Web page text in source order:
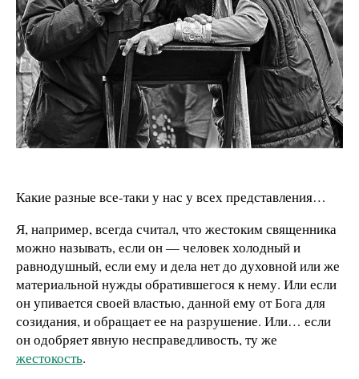
Какие разные все-таки у нас у всех представления…
Я, например, всегда считал, что жестоким священника
можно называть, если он — человек холодный и
равнодушный, если ему и дела нет до духовной или же
материальной нужды обратившегося к нему. Или если
он упивается своей властью, данной ему от Бога для
созидания, и обращает ее на разрушение. Или… если
он одобряет явную несправедливость, ту же
жестокость.